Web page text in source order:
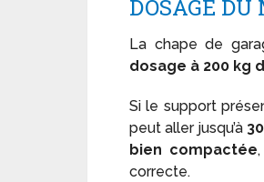
DOSAGE DU
La chape de
dosage à 200 kg
Si le support
peut aller jusqu’à
bien compactée
correcte.